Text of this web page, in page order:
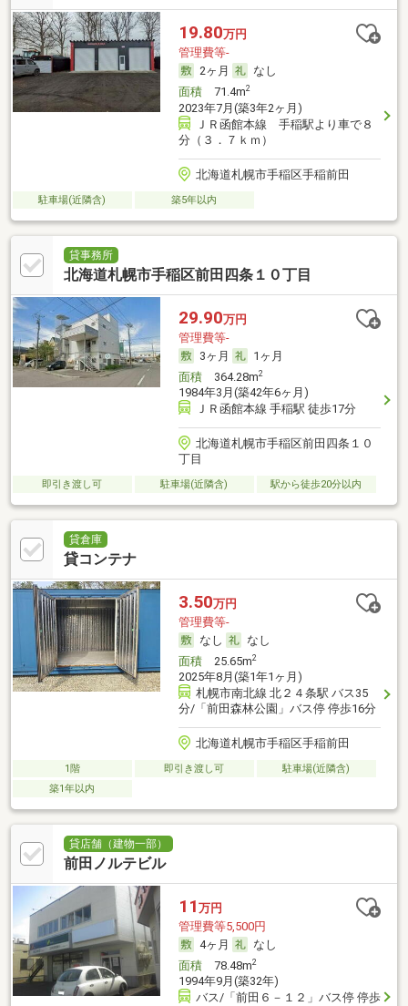
19.80万円
管理費等-
2ヶ月
なし
面積71.4m2
2023年7月(築3年2ヶ月)
ＪＲ函館本線 手稲駅より車で８
分（３．７ｋｍ）
北海道札幌市手稲区手稲前田
駐車場(近隣含) 築5年以内
貸事務所
北海道札幌市手稲区前田四条１０丁目
29.90万円
管理費等-
3ヶ月
1ヶ月
面積364.28m2
1984年3月(築42年6ヶ月)
ＪＲ函館本線 手稲駅 徒歩17分
北海道札幌市手稲区前田四条１０
丁目
即引き渡し可 駐車場(近隣含) 駅から徒歩20分以内
貸倉庫
貸コンテナ
3.50万円
管理費等-
なし
なし
面積25.65m2
2025年8月(築1年1ヶ月)
札幌市南北線 北２４条駅 バス35
分/「前田森林公園」バス停 停歩16分
北海道札幌市手稲区手稲前田
1階 即引き渡し可
駐車場(近隣含)
築1年以内
貸店舗（建物一部）
前田ノルテビル
11 万円
管理費等5,500円
4ヶ月
なし
面積78.48m2
1994年9月(築32年)
バス/「前田６－１２」バス停 停歩